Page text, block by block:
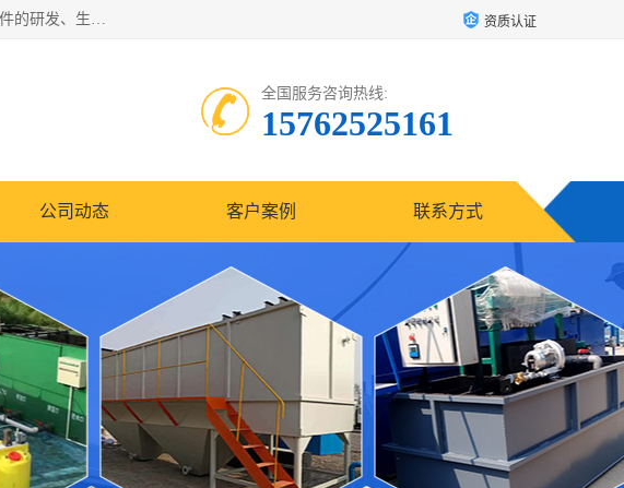
潍坊帝洁环保设备有限公司成立于2019年，位于山东省潍坊市潍城经济开发区；公司专注于环境保护专用设备及配件的研发、生产、安装与销售，同时涉及医用消毒设备、机电设备和仪器仪表的销售。此外，公司提供环保工程施工、环保技术研发与转让、技术服务以及环境工程专项设计服务，致力于为客户提供全面的环保解决方案，助力绿色可持续发展。 资质认证
全国服务咨询热线:
15762525161
公司动态 客户案例 联系方式